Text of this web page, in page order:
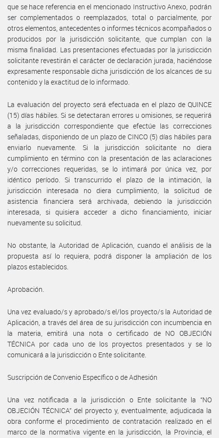
que se hace referencia en el mencionado Instructivo Anexo, podrán
ser complementados o reemplazados, total o parcialmente, por
otros elementos, antecedentes o informes técnicos acompañados o
producidos por la jurisdicción solicitante, que cumplan con la
misma finalidad. Las presentaciones efectuadas por la jurisdicción
solicitante revestirán el carácter de declaración jurada, haciéndose
expresamente responsable dicha jurisdicción de los alcances de su
contenido y la exactitud de lo informado.
La evaluación del proyecto será efectuada en el plazo de QUINCE
(15) días hábiles. Si se detectaran errores u omisiones, se requerirá
a la jurisdicción correspondiente que efectúe las correcciones
señaladas, disponiendo de un plazo de CINCO (5) días hábiles para
enviarlo nuevamente. Si la jurisdicción solicitante no diera
cumplimiento en término con la presentación de las aclaraciones
y/o correcciones requeridas, se lo intimará por única vez, por
idéntico período. Si transcurrido el plazo de la intimación, la
jurisdicción interesada no diera cumplimiento, la solicitud de
asistencia financiera será archivada, debiendo la jurisdicción
interesada, si quisiera acceder a dicho financiamiento, iniciar
nuevamente su solicitud.
No obstante, la Autoridad de Aplicación, cuando el análisis de la
propuesta así lo requiera, podrá disponer la ampliación de los
plazos establecidos.
Aprobación.
Una vez evaluado/s y aprobado/s el/los proyecto/s la Autoridad de
Aplicación, a través del área de su jurisdicción con incumbencia en
la materia, emitirá una nota o certificado de NO OBJECIÓN
TÉCNICA por cada uno de los proyectos presentados y se lo
comunicará a la jurisdicción o Ente solicitante.
Suscripción de Convenio Específico o de Adhesión
Una vez notificada a la jurisdicción o Ente solicitante la “NO
OBJECIÓN TÉCNICA” del proyecto y, eventualmente, adjudicada la
obra conforme el procedimiento de contratación realizado en el
marco de la normativa vigente en la jurisdicción, la Provincia, el